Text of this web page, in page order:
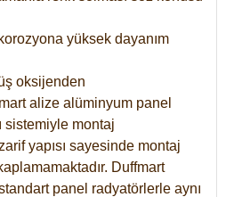
yüksek dayanım
oksijenden
alize alüminyum panel
sistemiyle montaj
yapısı sayesinde montaj
Duffmart
panel radyatörlerle aynı